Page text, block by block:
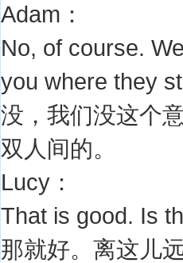
Adam：
No, of course.
you where they
没，我们没这个
双人间的。
Lucy：
That is good. Is
那就好。离这儿